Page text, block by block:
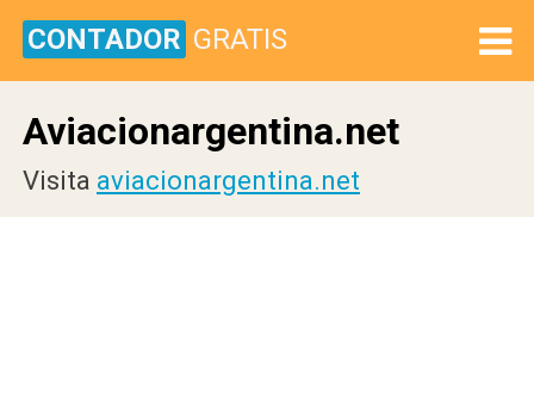
CONTADOR GRATIS
Aviacionargentina.net
Visita aviacionargentina.net